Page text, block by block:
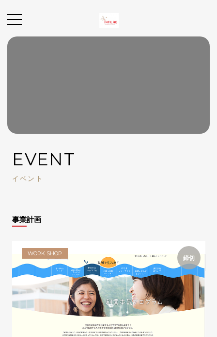
EVENT
イベント
事業計画
締切
WORK SHOP